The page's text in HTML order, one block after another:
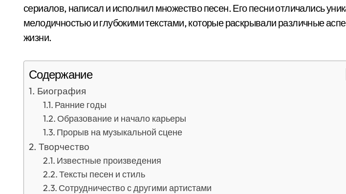
сериалов, написал и исполнил множество песен. Его песни отличались
мелодичностью и глубокими текстами, которые раскрывали различные
жизни.
Содержание
Биография
Ранние годы
Образование и начало карьеры
Прорыв на музыкальной сцене
Творчество
Известные произведения
Тексты песен и стиль
Сотрудничество с другими артистами